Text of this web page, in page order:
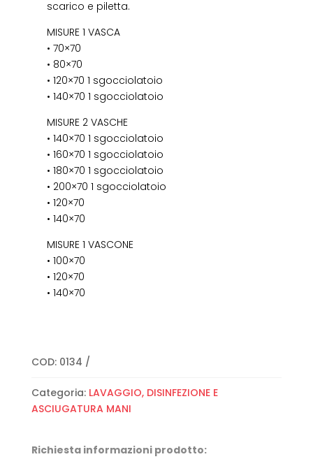
scarico e piletta.
MISURE 1 VASCA
• 70×70
• 80×70
• 120×70 1 sgocciolatoio
• 140×70 1 sgocciolatoio
MISURE 2 VASCHE
• 140×70 1 sgocciolatoio
• 160×70 1 sgocciolatoio
• 180×70 1 sgocciolatoio
• 200×70 1 sgocciolatoio
• 120×70
• 140×70
MISURE 1 VASCONE
• 100×70
• 120×70
• 140×70
COD: 0134
Categoria: LAVAGGIO, DISINFEZIONE E
ASCIUGATURA MANI
Richiesta informazioni prodotto: